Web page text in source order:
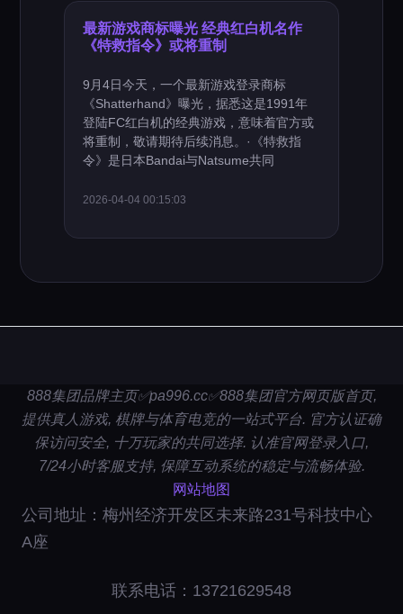
最新游戏商标曝光 经典红白机名作
《特救指令》或将重制
9月4日今天，一个最新游戏登录商标
《Shatterhand》曝光，据悉这是1991年
登陆FC红白机的经典游戏，意味着官方或
将重制，敬请期待后续消息。·《特救指
令》是日本Bandai与Natsume共同
2026-04-04 00:15:03
888集团品牌主页✅pa996.cc✅888集团官方网页版首页,
提供真人游戏, 棋牌与体育电竞的一站式平台. 官方认证确
保访问安全, 十万玩家的共同选择. 认准官网登录入口,
7/24小时客服支持, 保障互动系统的稳定与流畅体验.
网站地图
公司地址：梅州经济开发区未来路231号科技中心
A座
联系电话：13721629548